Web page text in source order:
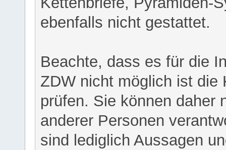
ebenfalls nicht gestattet.
Beachte, dass es für die
ZDW nicht möglich ist die
prüfen. Sie können daher
anderer Personen
sind lediglich Aussagen